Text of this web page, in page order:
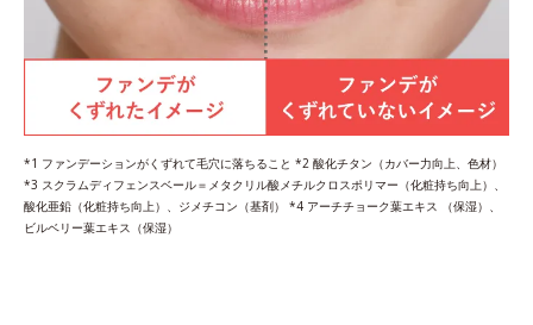
*1 ファンデーションがくずれて毛穴に落ちること *2 酸化チタン（カバー力向上、色材）
*3 スクラムディフェンスベール＝メタクリル酸メチルクロスポリマー（化粧持ち向上）、
酸化亜鉛（化粧持ち向上）、ジメチコン（基剤） *4 アーチチョーク葉エキス （保湿）、
ビルベリー葉エキス（保湿）